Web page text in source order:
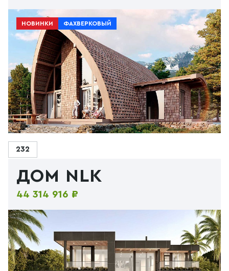
НОВИНКИ ФАХВЕРКОВЫЙ
232
ДОМ NLK
44 314 916 ₽